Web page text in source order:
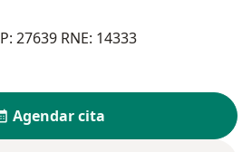
27639 RNE: 14333
Agendar cita